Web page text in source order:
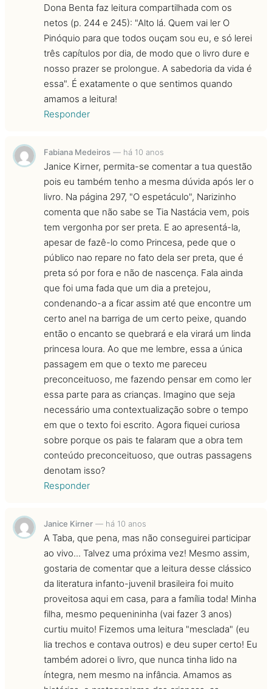
Dona Benta faz leitura compartilhada com os
netos (p. 244 e 245): "Alto lá. Quem vai ler O
Pinóquio para que todos ouçam sou eu, e só lerei
três capítulos por dia, de modo que o livro dure e
nosso prazer se prolongue. A sabedoria da vida é
essa". É exatamente o que sentimos quando
amamos a leitura!
Responder
Fabiana Medeiros — há 10 anos
Janice Kirner, permita-se comentar a tua questão
pois eu também tenho a mesma dúvida após ler o
livro. Na página 297, "O espetáculo", Narizinho
comenta que não sabe se Tia Nastácia vem, pois
tem vergonha por ser preta. E ao apresentá-la,
apesar de fazê-lo como Princesa, pede que o
público nao repare no fato dela ser preta, que é
preta só por fora e não de nascença. Fala ainda
que foi uma fada que um dia a pretejou,
condenando-a a ficar assim até que encontre um
certo anel na barriga de um certo peixe, quando
então o encanto se quebrará e ela virará um linda
princesa loura. Ao que me lembre, essa a única
passagem em que o texto me pareceu
preconceituoso, me fazendo pensar em como ler
essa parte para as crianças. Imagino que seja
necessário uma contextualização sobre o tempo
em que o texto foi escrito. Agora fiquei curiosa
sobre porque os pais te falaram que a obra tem
conteúdo preconceituoso, que outras passagens
denotam isso?
Responder
Janice Kirner — há 10 anos
A Taba, que pena, mas não conseguirei participar
ao vivo... Talvez uma próxima vez! Mesmo assim,
gostaria de comentar que a leitura desse clássico
da literatura infanto-juvenil brasileira foi muito
proveitosa aqui em casa, para a família toda! Minha
filha, mesmo pequenininha (vai fazer 3 anos)
curtiu muito! Fizemos uma leitura "mesclada" (eu
lia trechos e contava outros) e deu super certo! Eu
também adorei o livro, que nunca tinha lido na
íntegra, nem mesmo na infância. Amamos as